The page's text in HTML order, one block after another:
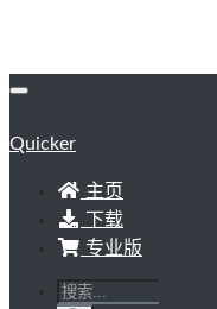
Quicker
主页
下载
专业版